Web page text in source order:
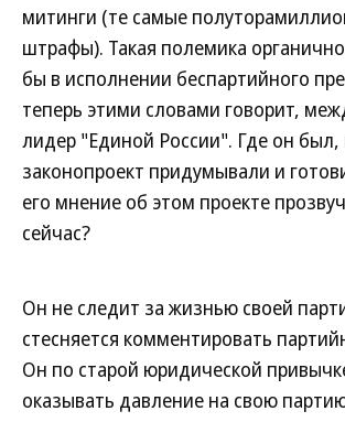
митинги (те самые
штрафы). Такая полемика
бы в исполнении беспартийного
теперь этими словами говорит,
лидер "Единой России". Где он был,
законопроект придумывали и
его мнение об этом проекте
сейчас?
Он не следит за жизнью своей
стесняется комментировать
Он по старой юридической
оказывать давление на свою